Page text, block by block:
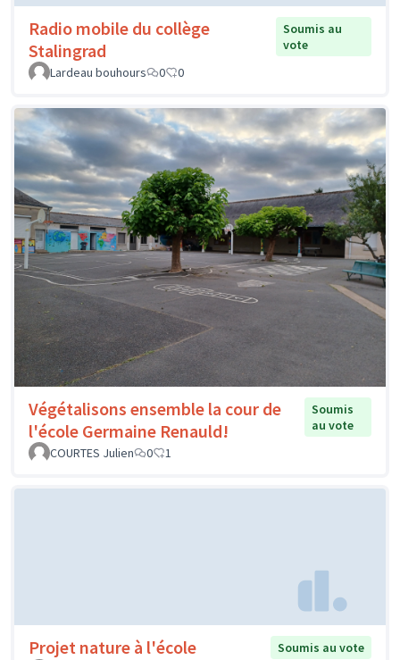
Radio mobile du collège
Stalingrad
Soumis au
vote
Lardeau bouhours
0 0
Végétalisons ensemble la cour de
l'école Germaine Renauld!
Soumis
au vote
COURTES Julien
0 1
Projet nature à l'école
Soumis au vote